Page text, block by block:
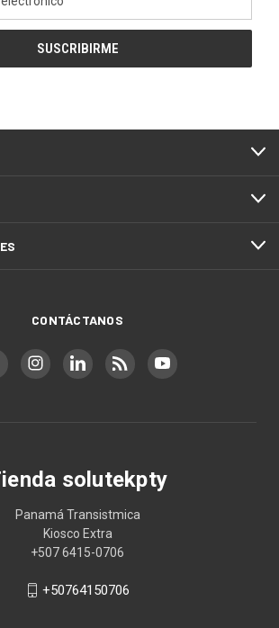
CONTÁCTANOS
solutekpty
Panamá Transistmica
Kiosco Extra
+507 6415-0706
+50764150706